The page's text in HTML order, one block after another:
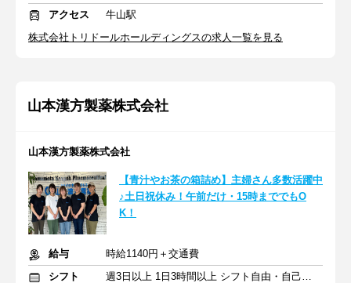
アクセス
牛山駅
株式会社トリドールホールディングスの求人一覧を見る
山本漢方製薬株式会社
山本漢方製薬株式会社
【青汁やお茶の箱詰め】主婦さん多数活躍中
♪土日祝休み！午前だけ・15時まででもO
K！
給与
時給1140円＋交通費
シフト
週3日以上 1日3時間以上 シフト自由・自己申告